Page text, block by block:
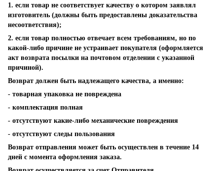
1. если товар не соответствует качеству о котором заявлял
изготовитель (должны быть предоставлены доказательства
несоответствия);
2. если товар полностью отвечает всем требованиям, но по
какой-либо причине не устраивает покупателя (оформляется
акт возврата посылки на почтовом отделении с указанной
причиной).
Возврат должен быть надлежащего качества, а именно:
- товарная упаковка не повреждена
- комплектация полная
- отсутствуют какие-либо механические повреждения
- отсутствуют следы пользования
Возврат отправления может быть осуществлен в течение 14
дней с момента оформления заказа.